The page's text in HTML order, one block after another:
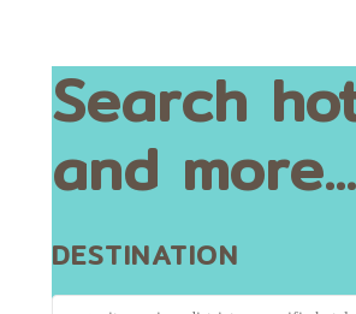
Search
and more...
DESTINATION